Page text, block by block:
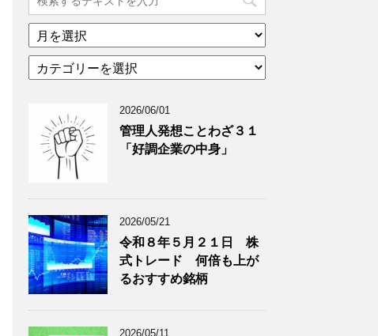
ア
ー
イ
グ
記
事
を
表
示
テ
ー
グ
記
事
を
表
示
2026/06/01
管理人発想ことわざ３１
「好調企業の中身」
2026/05/21
令和８年５月２１日 株
式トレード 何倍も上が
るおすすめ銘柄
2026/05/11